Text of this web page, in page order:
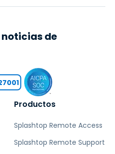
Productos
Splashtop Remote Access
Splashtop Remote Support
de